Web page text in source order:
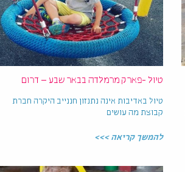
טיול -פארק מרמלדה בבאר שבע – דרום
טיול באדיבות אינה נתנזון חננייב היקרה חברת
קבוצת מה עושים
להמשך קריאה >>>